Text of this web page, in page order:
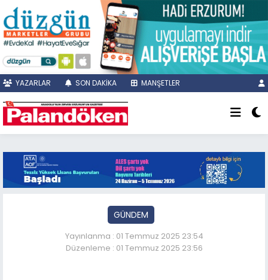
YAZARLAR SON DAKİKA MANŞETLER
GÜNDEM
Yayınlanma : 01 Temmuz 2025 23:54
Düzenleme : 01 Temmuz 2025 23:56